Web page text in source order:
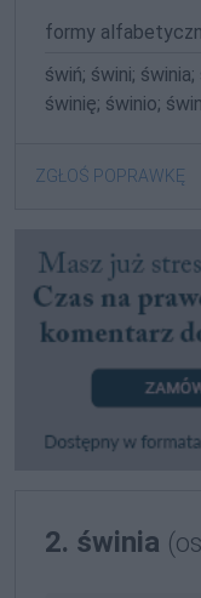
formy
świń; świni;
świnię; świnio;
ZGŁOŚ POPRAWKĘ
2. świnia